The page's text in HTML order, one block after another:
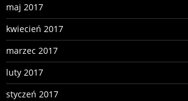
maj 2017
kwiecień 2017
marzec 2017
luty 2017
styczeń 2017